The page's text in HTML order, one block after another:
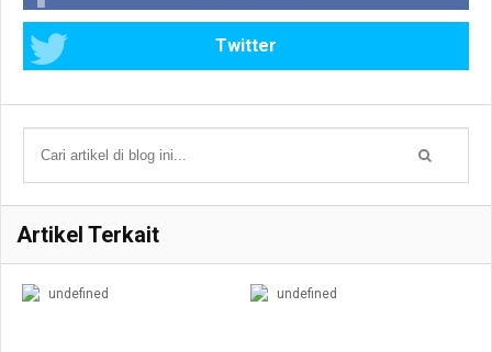
Twitter
Artikel Terkait
undefined undefined